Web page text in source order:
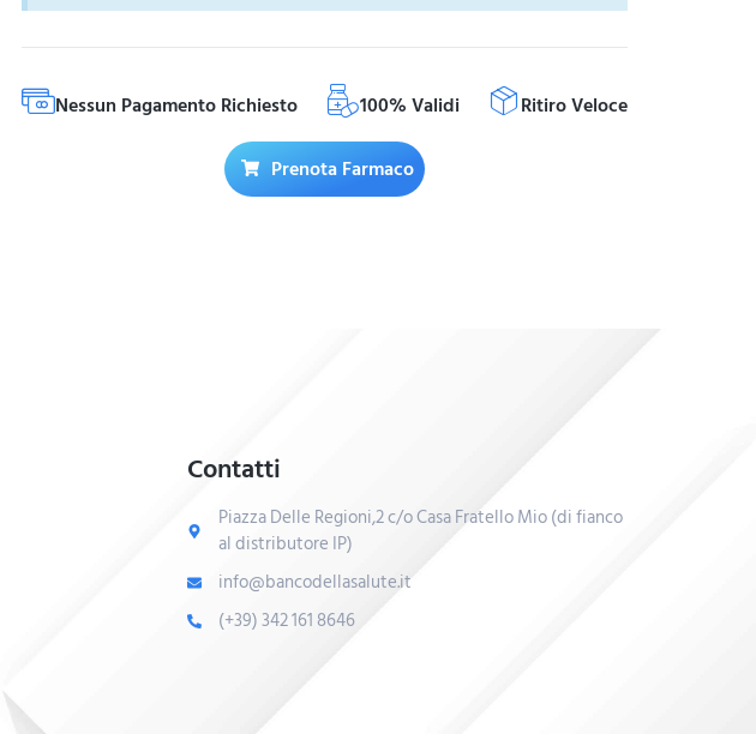
Nessun Pagamento Richiesto 100% Validi Ritiro Veloce
Prenota Farmaco
Contatti
Piazza Delle Regioni,2 c/o Casa Fratello Mio (di fianco
al distributore IP)
info@bancodellasalute.it
(+39) 342 161 8646